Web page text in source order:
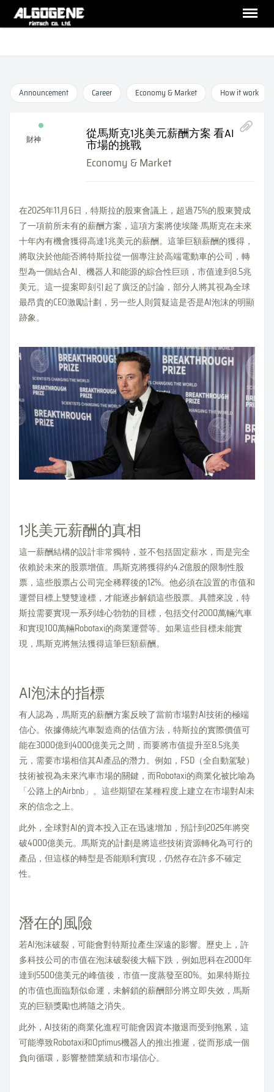
Announcement Career Economy & Market How it work
財神 從馬斯克1兆美元薪酬方案 看AI
市場的挑戰
Economy & Market
在2025年11月6日，特斯拉的股東會議上，超過75%的股東贊成
了一項前所未有的薪酬方案，這項方案將使埃隆·馬斯克在未來
十年內有機會獲得高達1兆美元的薪酬。這筆巨額薪酬的獲得，
將取決於他能否將特斯拉從一個專注於高端電動車的公司，轉
型為一個結合AI、機器人和能源的綜合性巨頭，市值達到8.5兆
美元。這一提案即刻引起了廣泛的討論，部分人將其視為全球
最昂貴的CEO激勵計劃，另一些人則質疑這是否是AI泡沫的明顯
跡象。
1兆美元薪酬的真相
這一薪酬結構的設計非常獨特，並不包括固定薪水，而是完全
依賴於未來的股票增值。馬斯克將獲得約4.2億股的限制性股
票，這些股票占公司完全稀釋後的12%。他必須在設置的市值和
運營目標上雙雙達標，才能逐步解鎖這些股票。具體來說，特
斯拉需要實現一系列雄心勃勃的目標，包括交付2000萬輛汽車
和實現100萬輛Robotaxi的商業運營等。如果這些目標未能實
現，馬斯克將無法獲得這筆巨額薪酬。
AI泡沫的指標
有人認為，馬斯克的薪酬方案反映了當前市場對AI技術的極端
信心。依據傳統汽車製造商的估值方法，特斯拉的實際價值可
能在3000億到4000億美元之間，而要將市值提升至8.5兆美
元，需要市場相信其AI產品的潛力。例如，FSD（全自動駕駛）
技術被視為未來汽車市場的關鍵，而Robotaxi的商業化被比喻為
「公路上的Airbnb」。這些期望在某種程度上建立在市場對AI未
來的信念之上。
此外，全球對AI的資本投入正在迅速增加，預計到2025年將突
破4000億美元。馬斯克的計劃是將這些技術資源轉化為可行的
產品，但這樣的轉型是否能順利實現，仍然存在許多不確定
性。
潛在的風險
若AI泡沫破裂，可能會對特斯拉產生深遠的影響。歷史上，許
多科技公司的市值在泡沫破裂後大幅下跌，例如思科在2000年
達到5500億美元的峰值後，市值一度蒸發至80%。如果特斯拉
的市值也面臨類似命運，未解鎖的薪酬部分將立即失效，馬斯
克的巨額獎勵也將隨之消失。
此外，AI技術的商業化進程可能會因資本撤退而受到拖累，這
可能導致Robotaxi和Optimus機器人的推出推遲，從而形成一個
負向循環，影響整體業績和市場信心。